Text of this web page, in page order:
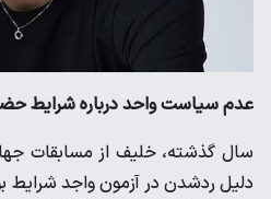
عدم سیاست واحد درباره شرایط
سال گذشته، خلیف از مسابقات
دلیل ردشدن در آزمون واجد